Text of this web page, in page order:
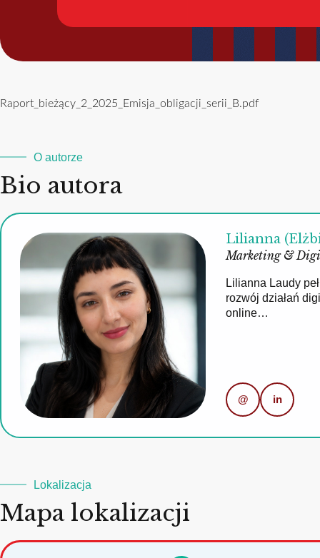
Raport_bieżący_2_2025_Emisja_obligacji_serii_B.pdf
O autorze
Bio autora
Lilianna
Marketing &
Lilianna Laudy
rozwój działań
online…
@ in
Lokalizacja
Mapa lokalizacji